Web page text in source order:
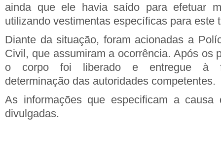
ainda que ele havia saído para efetuar
utilizando vestimentas específicas para este
Diante da situação, foram acionadas a
Civil, que assumiram a ocorrência. Após os
o corpo foi liberado e entregue à
determinação das autoridades competentes.
As informações que especificam a causa
divulgadas.